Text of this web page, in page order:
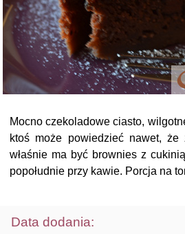
Mocno czekoladowe ciasto,
ktoś może powiedzieć nawet, że
właśnie ma być brownies z
popołudnie przy kawie. Porcja na
Data dodania: